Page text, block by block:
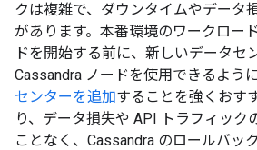
クは複雑で、ダウンタイムやデータ
があります。本番環境のワークロー
ドを開始する前に、新しいデータセ
Cassandra ノードを使用できるように
センターを追加することを強くおす
り、データ損失や API トラフィック
ことなく、Cassandra のロールバッ